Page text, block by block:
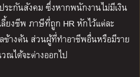
ะกันสังคม ซึ่งหากพนักงานไม่มีเงิน
ยงชีพ ภาษีที่ถูก HR หักไว้แต่ละ
ข้างต้น ส่วนผู้ที่ทำอาชีพอื่นหรือมีราย
ได้จะต่างออกไป